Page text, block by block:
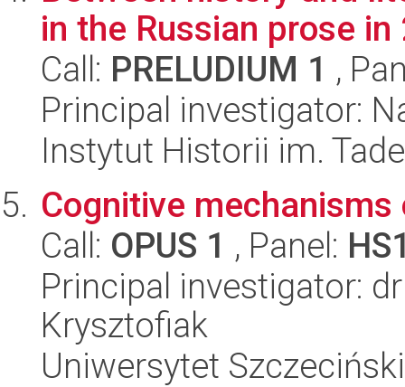
in the Russian prose
Call: PRELUDIUM 1 ,
Principal investigator:
Instytut Historii im.
Cognitive
Call: OPUS 1 , Panel:
Principal investigator:
Krysztofiak
Uniwersytet